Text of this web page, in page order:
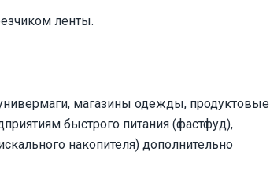
ленты.
магазины одежды, продуктовые
быстрого питания (фастфуд),
накопителя) дополнительно